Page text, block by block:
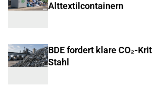
Alttextilcontainern
BDE fordert klare CO₂-
Stahl